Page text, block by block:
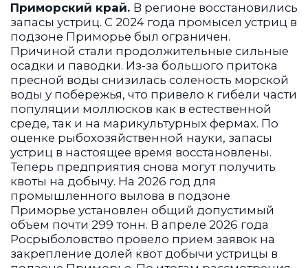
Приморский край. В регионе восстановились
запасы устриц. С 2024 года промысел устриц в
подзоне Приморье был ограничен.
Причиной стали продолжительные сильные
осадки и паводки. Из-за большого притока
пресной воды снизилась соленость морской
воды у побережья, что привело к гибели части
популяции моллюсков как в естественной
среде, так и на марикультурных фермах. По
оценке рыбохозяйственной науки, запасы
устриц в настоящее время восстановлены.
Теперь предприятия снова могут получить
квоты на добычу. На 2026 год для
промышленного вылова в подзоне
Приморье установлен общий допустимый
объем почти 299 тонн. В апреле 2026 года
Росрыболовство провело прием заявок на
закрепление долей квот добычи устрицы в